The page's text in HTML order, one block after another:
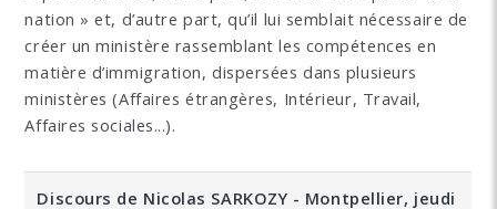
nation » et, d’autre part, qu’il lui semblait nécessaire de
créer un ministère rassemblant les compétences en
matière d’immigration, dispersées dans plusieurs
ministères (Affaires étrangères, Intérieur, Travail,
Affaires sociales...).
Discours de Nicolas SARKOZY - Montpellier, jeudi